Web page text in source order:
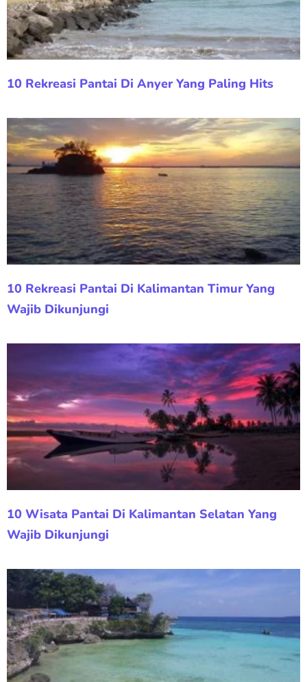
10 Rekreasi Pantai Di Anyer Yang Paling Hits
10 Rekreasi Pantai Di Kalimantan Timur Yang
Wajib Dikunjungi
10 Wisata Pantai Di Kalimantan Selatan Yang
Wajib Dikunjungi